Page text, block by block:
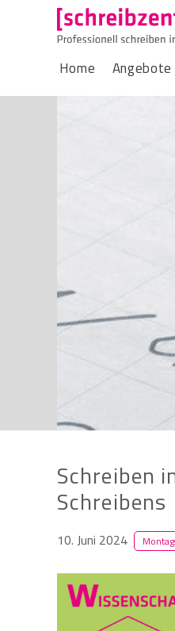
Home Angebote
Schreiben
Schreibens
10. Juni 2024